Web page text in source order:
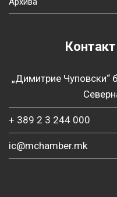
„Димитрие Чуповски“
+ 389 2 3 244 000
ic@mchamber.mk